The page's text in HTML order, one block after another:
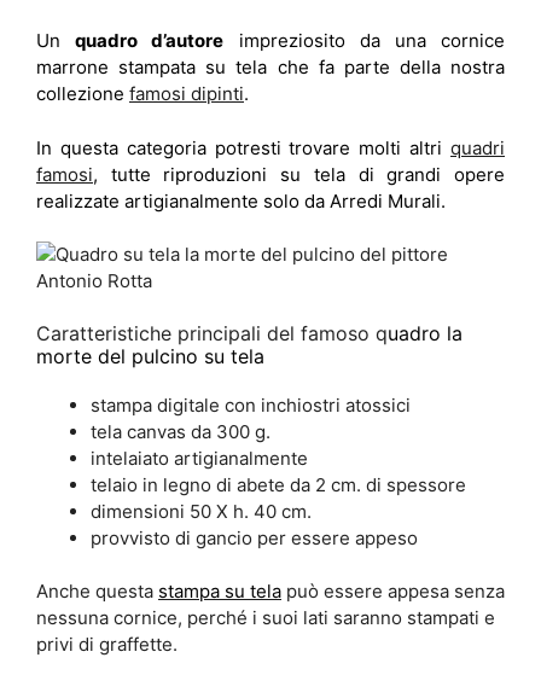
Unquadro d’autore impreziosito da una cornice
marrone stampata su tela che fa parte della nostra
collezione famosi dipinti.
In questa categoria potresti trovare molti altri quadri
famosi, tutte riproduzioni su tela di grandi opere
realizzate artigianalmente solo da Arredi Murali.
Caratteristiche principali del famoso quadro la
morte del pulcino su tela
stampa digitale con inchiostri atossici
tela canvas da 300 g.
intelaiato artigianalmente
telaio in legno di abete da 2 cm. di spessore
dimensioni 50 X h. 40 cm.
provvisto di gancio per essere appeso
Anche questa stampa su tela può essere appesa senza
nessuna cornice, perché i suoi lati saranno stampati e
privi di graffette.